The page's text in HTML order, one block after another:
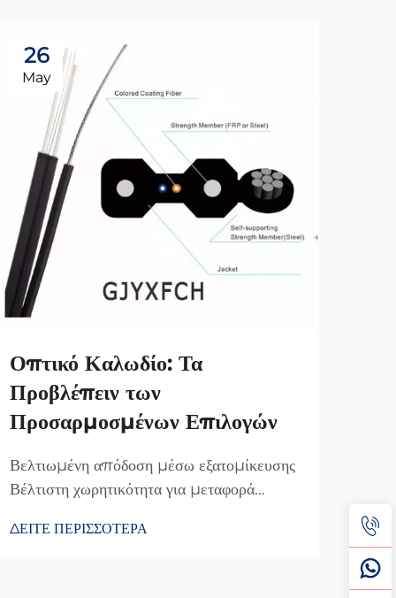
26
May
Οπτικό Καλωδίο: Τα
Προβλέπειν των
Προσαρμοσμένων Επιλογών
Βελτιωμένη απόδοση μέσω εξατομίκευσης
Βέλτιστη χωρητικότητα για μεταφορά
προσαρμογή των οπτικών καλωδίων ώστε
ΔΕΙΤΕ ΠΕΡΙΣΣΟΤΕΡΑ
Τα